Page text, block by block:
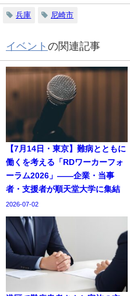
兵庫 尼崎市
イベント の関連記事
【7月14日・東京】難病とともに
働くを考える「RDワーカーフォ
ーラム2026」——企業・当事
者・支援者が順天堂大学に集結
2026-07-02